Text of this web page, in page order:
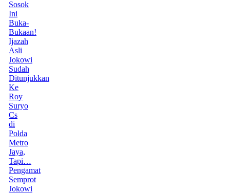
Sosok
Ini
Buka-
Bukaan!
Ijazah
Asli
Jokowi
Sudah
Ditunjukkan
Ke
Roy
Suryo
Cs
di
Polda
Metro
Jaya,
Tapi…
Pengamat
Semprot
Jokowi